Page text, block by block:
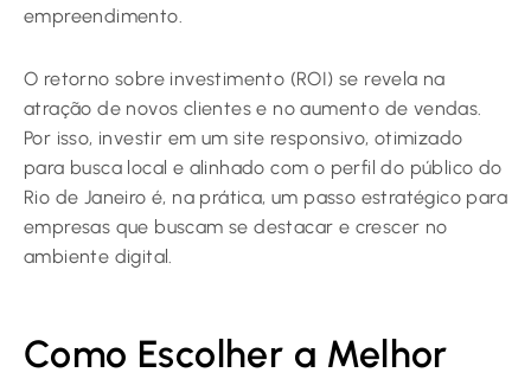
empreendimento.
O retorno sobre investimento (ROI) se revela na
atração de novos clientes e no aumento de vendas.
Por isso, investir em um site responsivo, otimizado
para busca local e alinhado com o perfil do público do
Rio de Janeiro é, na prática, um passo estratégico para
empresas que buscam se destacar e crescer no
ambiente digital.
Como Escolher a Melhor